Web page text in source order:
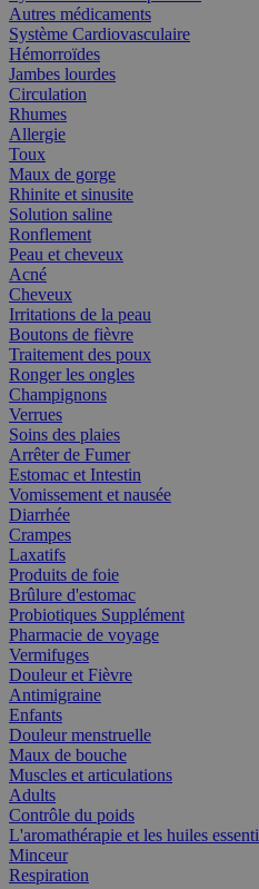
Autres médicaments
Système Cardiovasculaire
Hémorroïdes
Jambes lourdes
Circulation
Rhumes
Allergie
Toux
Maux de gorge
Rhinite et sinusite
Solution saline
Ronflement
Peau et cheveux
Acné
Cheveux
Irritations de la peau
Boutons de fièvre
Traitement des poux
Ronger les ongles
Champignons
Verrues
Soins des plaies
Arrêter de Fumer
Estomac et Intestin
Vomissement et nausée
Diarrhée
Crampes
Laxatifs
Produits de foie
Brûlure d'estomac
Probiotiques Supplément
Pharmacie de voyage
Vermifuges
Douleur et Fièvre
Antimigraine
Enfants
Douleur menstruelle
Maux de bouche
Muscles et articulations
Adults
Contrôle du poids
L'aromathérapie et les huiles
Minceur
Respiration